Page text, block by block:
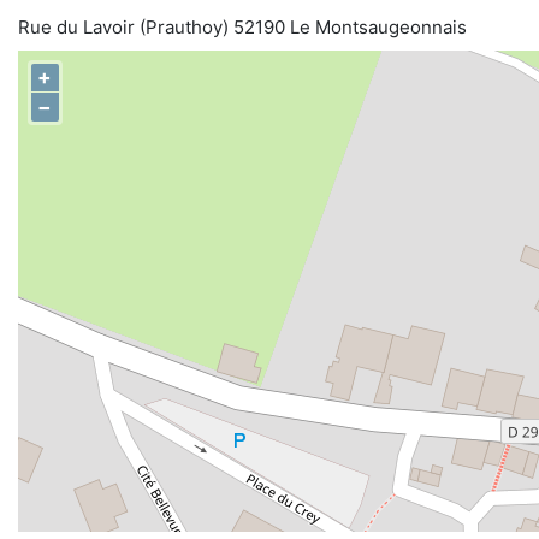
Rue du Lavoir (Prauthoy) 52190 Le Montsaugeonnais
+
−